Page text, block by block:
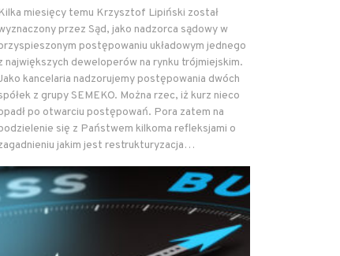
Kilka miesięcy temu Krzysztof Lipiński został
przez Sąd, jako nadzorca sądowy w
postępowaniu układowym jednego
największych deweloperów na rynku trójmiejskim.
kancelaria nadzorujemy postępowania dwóch
z grupy SEMEKO. Można rzec, iż kurz nieco
po otwarciu postępowań. Pora zatem na
się z Państwem kilkoma refleksjami o
jakim jest restrukturyzacja…